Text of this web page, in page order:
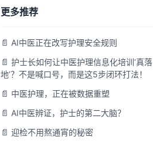
更多推荐
📄 AI中医正在改写护理安全规则
📄 护士长如何让中医护理信息化培训‘真落
地’？不是喊口号，而是这5步闭环打法！
📄 中医护理，正在被数据重塑
📄 AI中医辨证，护士的第二大脑？
📄 迎检不用熬通宵的秘密